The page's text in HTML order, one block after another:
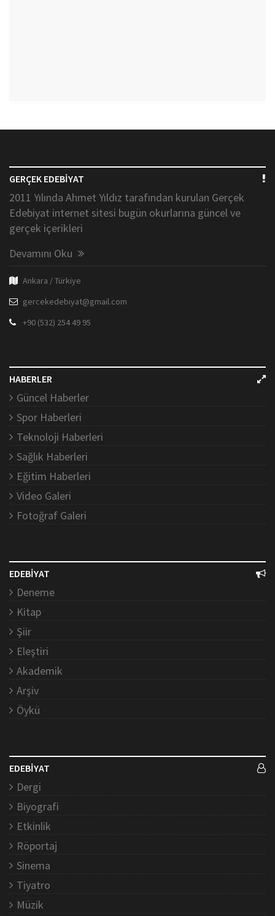
GERÇEK EDEBİYAT
2011 Yılında Ahmet Yıldız tarafından kurulan Gerçek
Edebiyat internet sitesi bugün okurlarına güncel ve
gerçek içerikleri
Devamını Oku
Ankara / Türkiye
gercekedebiyat@gmail.com
+90 (532) 254 49 95
HABERLER
Güncel Haberler
Spor Haberleri
Teknoloji Haberleri
Sağlık Haberleri
Eğitim Haberleri
Video Galeri
Fotoğraf Galeri
EDEBİYAT
Deneme
Kitap
Şiir
Eleştiri
Akademik
Arşiv
Öykü
EDEBİYAT
Dergi
Biyografi
Etkinlik
Röportaj
Sinema
Tiyatro
Müzik